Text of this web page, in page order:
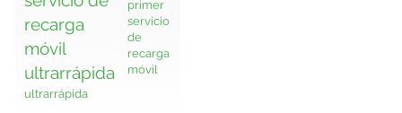
primer
servicio
de
recarga
móvil
ultrarrápida